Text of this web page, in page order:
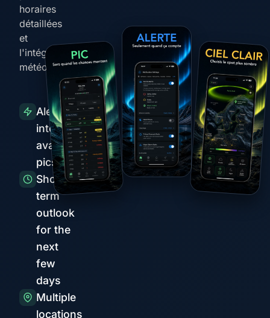
horaires
détaillées
et
l'intégration
météo
Alertes
intelligentes
avant les
pics
Short-
term
outlook
for the
next
few
days
Multiple
locations